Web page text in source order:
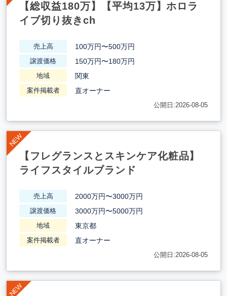
【総収益180万】【平均13万】ホロラ
イブ切り抜きch
売上高 100万円〜500万円
譲渡価格 150万円〜180万円
地域 関東
案件掲載者 直オーナー
公開日:2026-08-05
【フレグランスとスキンケア化粧品】
ライフスタイルブランド
売上高 2000万円〜3000万円
譲渡価格 3000万円〜5000万円
地域 東京都
案件掲載者 直オーナー
公開日:2026-08-05